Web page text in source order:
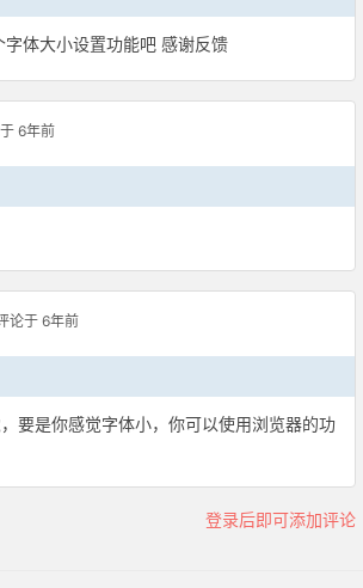
体大小设置功能吧 感谢反馈
6年前
论于 6年前
要是你感觉字体小，你可以使用浏览器的功
登录后即可添加评论